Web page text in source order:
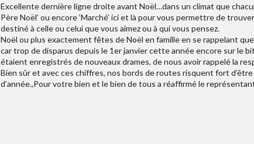
Excellente dernière ligne droite avant Noël…dans un climat que
Père Noël’ ou encore ‘Marché’ ici et là pour vous permettre de
destiné à celle ou celui que vous aimez ou à qui vous pensez.
Noël ou plus exactement fêtes de Noël en famille en se rappelant
car trop de disparus depuis le 1er janvier cette année encore sur le
étaient enregistrés de nouveaux drames, de nous avoir rappelé la
Bien sûr et avec ces chiffres, nos bords de routes risquent fort d’être
d’année.,Pour votre bien et le bien de tous a réaffirmé le